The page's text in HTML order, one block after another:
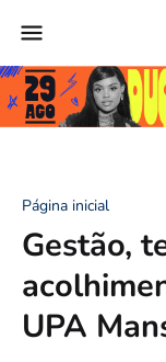
Página inicial
Gestão,
UPA